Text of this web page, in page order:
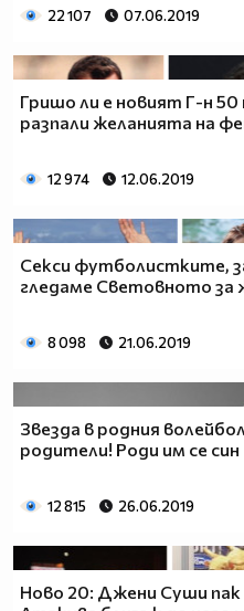
22 107 07.06.2019
Гришо ли е новият Г-н
разпали желанията на
12 974 12.06.2019
Секси футболистките,
гледаме Световното за
8 098 21.06.2019
Звезда в родния
родители! Роди им се син
12 815 26.06.2019
Ново 20: Джени Суши пак